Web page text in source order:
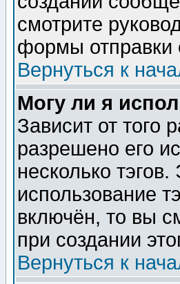
смотрите
формы отправки
Вернуться к
Могу ли я
Зависит от того
разрешено его
несколько
использование
включён, то вы
при создании
Вернуться к